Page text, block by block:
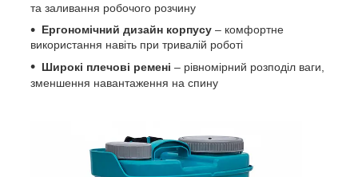
та заливання робочого розчину
Ергономічний дизайн корпусу – комфортне
використання навіть при тривалій роботі
Широкі плечові ремені – рівномірний розподіл ваги,
зменшення навантаження на спину